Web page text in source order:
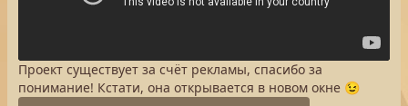
Проект существует за счёт рекламы, спасибо за
понимание! Кстати, она открывается в новом окне 😉